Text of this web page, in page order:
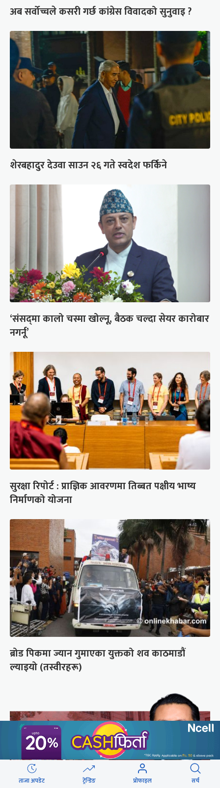
अब सर्वोच्चले कसरी गर्छ कांग्रेस विवादको सुनुवाइ ?
शेरबहादुर देउवा साउन २६ गते स्वदेश फर्किने
‘संसद्‍मा कालो चस्मा खोल्नू, बैठक चल्दा सेयर कारोबार
नगर्नू’
सुरक्षा रिपोर्ट : प्राज्ञिक आवरणमा तिब्बत पक्षीय भाष्य
निर्माणको योजना
ब्रोड पिकमा ज्यान गुमाएका युक्तको शव काठमाडौं
ल्याइयो (तस्वीरहरू)
ताजा अपडेट ट्रेन्डिङ प्रोफाइल सर्च